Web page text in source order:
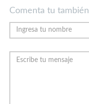
Comenta tu también